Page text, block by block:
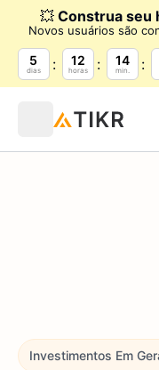
💥 Construa seu
Novos usuários são
5
dias
12
horas
14
min.
Investimentos Em